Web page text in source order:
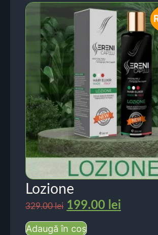
Lozione
329.00lei 199.00 lei
Adaugă în coș